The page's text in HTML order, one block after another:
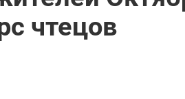
чтецов